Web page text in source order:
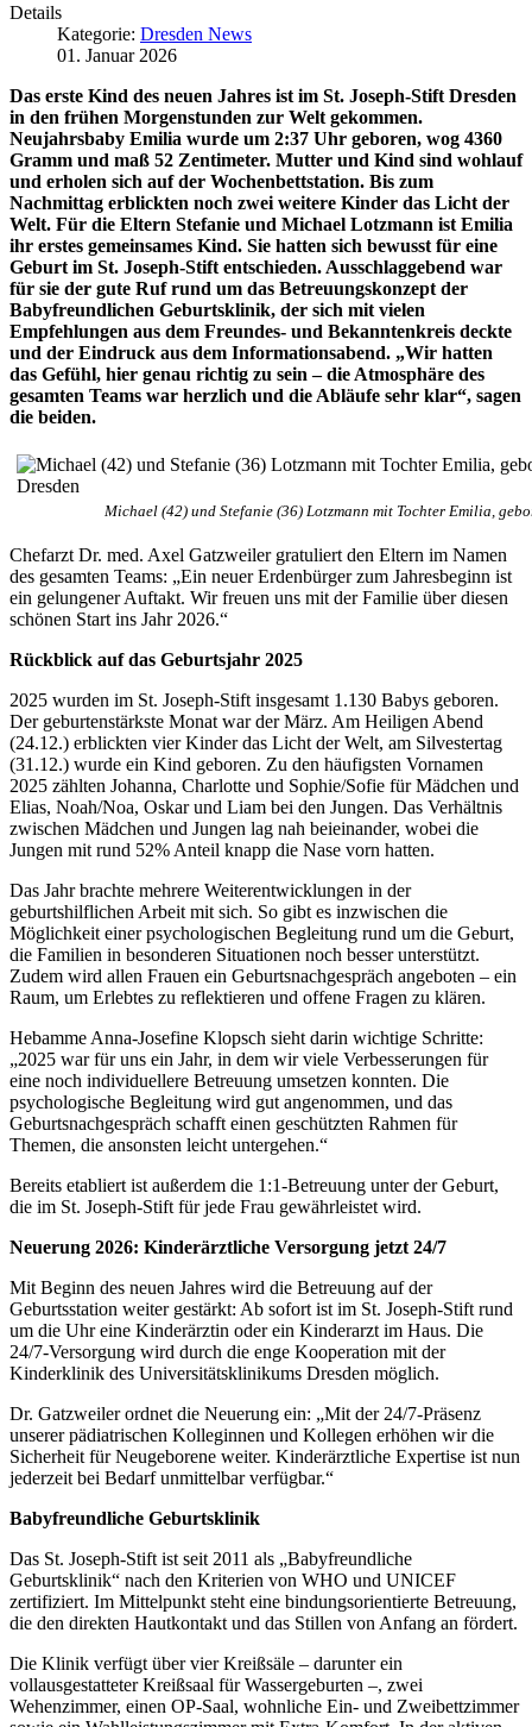
Details
Kategorie: Dresden News
01. Januar 2026
Das erste Kind des neuen Jahres ist im St. Joseph-Stift Dresden
in den frühen Morgenstunden zur Welt gekommen.
Neujahrsbaby Emilia wurde um 2:37 Uhr geboren, wog 4360
Gramm und maß 52 Zentimeter. Mutter und Kind sind wohlauf
und erholen sich auf der Wochenbettstation. Bis zum
Nachmittag erblickten noch zwei weitere Kinder das Licht der
Welt. Für die Eltern Stefanie und Michael Lotzmann ist Emilia
ihr erstes gemeinsames Kind. Sie hatten sich bewusst für eine
Geburt im St. Joseph-Stift entschieden. Ausschlaggebend war
für sie der gute Ruf rund um das Betreuungskonzept der
Babyfreundlichen Geburtsklinik, der sich mit vielen
Empfehlungen aus dem Freundes- und Bekanntenkreis deckte
und der Eindruck aus dem Informationsabend. „Wir hatten
das Gefühl, hier genau richtig zu sein – die Atmosphäre des
gesamten Teams war herzlich und die Abläufe sehr klar“, sagen
die beiden.
Michael (42) und Stefanie (36) Lotzmann mit Tochter Emilia,
Chefarzt Dr. med. Axel Gatzweiler gratuliert den Eltern im Namen
des gesamten Teams: „Ein neuer Erdenbürger zum Jahresbeginn ist
ein gelungener Auftakt. Wir freuen uns mit der Familie über diesen
schönen Start ins Jahr 2026.“
Rückblick auf das Geburtsjahr 2025
2025 wurden im St. Joseph-Stift insgesamt 1.130 Babys geboren.
Der geburtenstärkste Monat war der März. Am Heiligen Abend
(24.12.) erblickten vier Kinder das Licht der Welt, am Silvestertag
(31.12.) wurde ein Kind geboren. Zu den häufigsten Vornamen
2025 zählten Johanna, Charlotte und Sophie/Sofie für Mädchen und
Elias, Noah/Noa, Oskar und Liam bei den Jungen. Das Verhältnis
zwischen Mädchen und Jungen lag nah beieinander, wobei die
Jungen mit rund 52% Anteil knapp die Nase vorn hatten.
Das Jahr brachte mehrere Weiterentwicklungen in der
geburtshilflichen Arbeit mit sich. So gibt es inzwischen die
Möglichkeit einer psychologischen Begleitung rund um die Geburt,
die Familien in besonderen Situationen noch besser unterstützt.
Zudem wird allen Frauen ein Geburtsnachgespräch angeboten – ein
Raum, um Erlebtes zu reflektieren und offene Fragen zu klären.
Hebamme Anna-Josefine Klopsch sieht darin wichtige Schritte:
„2025 war für uns ein Jahr, in dem wir viele Verbesserungen für
eine noch individuellere Betreuung umsetzen konnten. Die
psychologische Begleitung wird gut angenommen, und das
Geburtsnachgespräch schafft einen geschützten Rahmen für
Themen, die ansonsten leicht untergehen.“
Bereits etabliert ist außerdem die 1:1-Betreuung unter der Geburt,
die im St. Joseph-Stift für jede Frau gewährleistet wird.
Neuerung 2026: Kinderärztliche Versorgung jetzt 24/7
Mit Beginn des neuen Jahres wird die Betreuung auf der
Geburtsstation weiter gestärkt: Ab sofort ist im St. Joseph-Stift rund
um die Uhr eine Kinderärztin oder ein Kinderarzt im Haus. Die
24/7-Versorgung wird durch die enge Kooperation mit der
Kinderklinik des Universitätsklinikums Dresden möglich.
Dr. Gatzweiler ordnet die Neuerung ein: „Mit der 24/7-Präsenz
unserer pädiatrischen Kolleginnen und Kollegen erhöhen wir die
Sicherheit für Neugeborene weiter. Kinderärztliche Expertise ist nun
jederzeit bei Bedarf unmittelbar verfügbar.“
Babyfreundliche Geburtsklinik
Das St. Joseph-Stift ist seit 2011 als „Babyfreundliche
Geburtsklinik“ nach den Kriterien von WHO und UNICEF
zertifiziert. Im Mittelpunkt steht eine bindungsorientierte Betreuung,
die den direkten Hautkontakt und das Stillen von Anfang an fördert.
Die Klinik verfügt über vier Kreißsäle – darunter ein
vollausgestatteter Kreißsaal für Wassergeburten –, zwei
Wehenzimmer, einen OP-Saal, wohnliche Ein- und Zweibettzimmer